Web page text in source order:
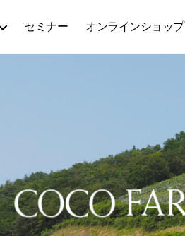
セミナー オンラインショップ